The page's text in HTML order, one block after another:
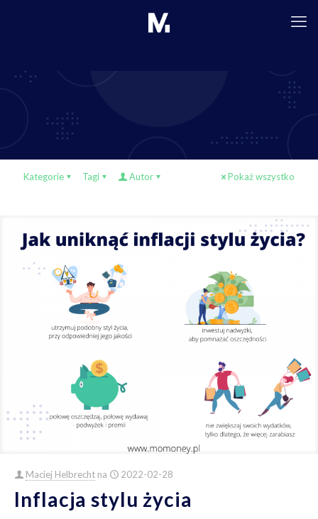
Kategorie Tagi Autor Pokaż wszystko
Maciej Helbrecht na 2022-02-28
Inflacja stylu życia